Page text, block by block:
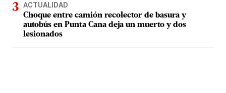
ACTUALIDAD
Choque entre camión recolector de basura y
autobús en Punta Cana deja un muerto y dos
lesionados